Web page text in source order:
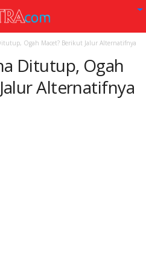
Ogah Macet? Berikut Jalur Alternatifnya
Ditutup, Ogah
Alternatifnya